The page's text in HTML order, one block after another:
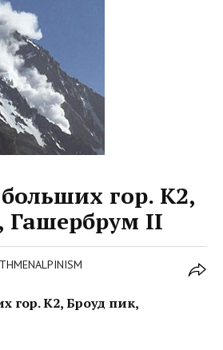
гор. К2,
Гашербрум II
гор. К2, Броуд пик,